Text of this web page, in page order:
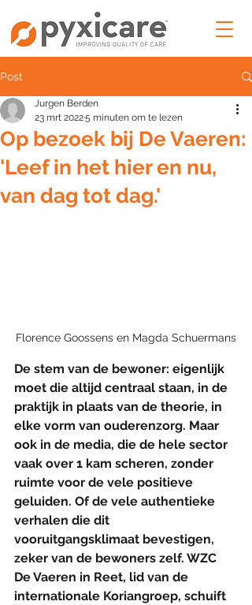
Post
Op bezoek bij De Vaeren:
'Leef in het hier en nu,
van dag tot dag.'
Jurgen Berden
23 mrt 20225 minuten om te lezen
Florence Goossens en Magda Schuermans
De stem van de bewoner: eigenlijk
moet die altijd centraal staan, in de
praktijk in plaats van de theorie, in
elke vorm van ouderenzorg. Maar
ook in de media, die de hele sector
vaak over 1 kam scheren, zonder
ruimte voor de vele positieve
geluiden. Of de vele authentieke
verhalen die dit
vooruitgangsklimaat bevestigen,
zeker van de bewoners zelf. WZC
De Vaeren in Reet, lid van de
internationale Koriangroep, schuift